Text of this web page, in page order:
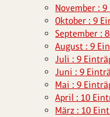
November :
Oktober : 9
September :
August : 9
Juli : 9
Juni : 9
Mai : 9
April : 10
März : 10